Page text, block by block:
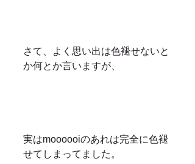
さて、よく思い出は色褪せないと
か何とか言いますが、
実はmoooooiのあれは完全に色褪
せてしまってました。